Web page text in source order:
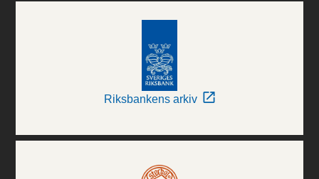
Riksbankens arkiv